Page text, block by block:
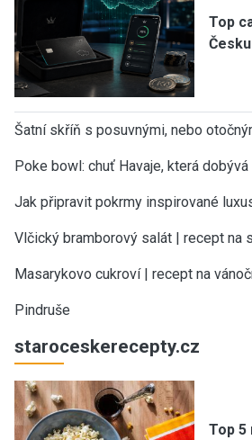
Top
Šatní skříň s posuvnými, nebo
Poke bowl: chuť Havaje, která dobývá
Jak připravit pokrmy inspirované
Vlčický bramborový salát | recept na
Masarykovo cukroví | recept na
Pindruše
staroceskerecepty.cz
Top